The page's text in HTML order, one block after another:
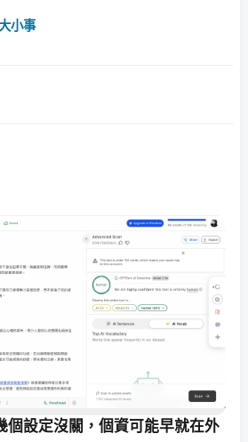
小事
個設定沒關，個資可能早就在外